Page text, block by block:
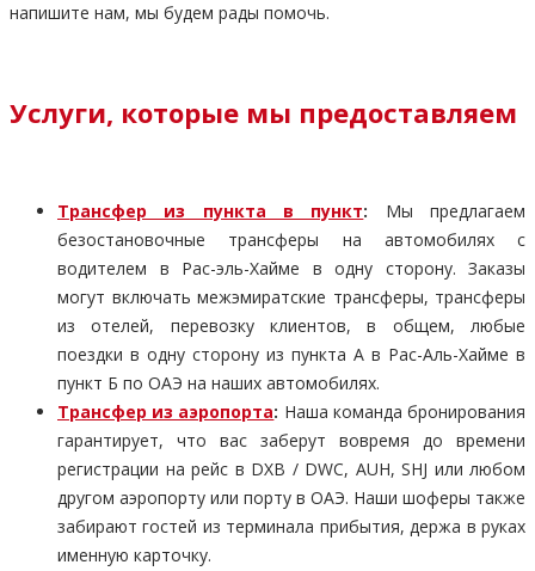
напишите нам, мы будем рады помочь.
Услуги, которые мы предоставляем
Трансфер из пункта в пункт: Мы предлагаем
безостановочные трансферы на автомобилях с
водителем в Рас-эль-Хайме в одну сторону. Заказы
могут включать межэмиратские трансферы, трансферы
из отелей, перевозку клиентов, в общем, любые
поездки в одну сторону из пункта А в Рас-Аль-Хайме в
пункт Б по ОАЭ на наших автомобилях.
Трансфер из аэропорта: Наша команда бронирования
гарантирует, что вас заберут вовремя до времени
регистрации на рейс в DXB / DWC, AUH, SHJ или любом
другом аэропорту или порту в ОАЭ. Наши шоферы также
забирают гостей из терминала прибытия, держа в руках
именную карточку.